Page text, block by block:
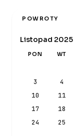
POWROTY
Listopad 2025
PON WT
3
4
10
11
17
18
24
25